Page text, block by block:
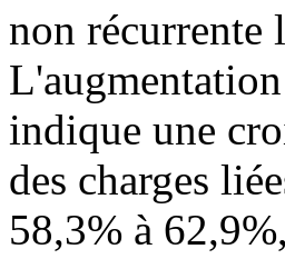
non récurrente
indique une
des charges
58,3% à